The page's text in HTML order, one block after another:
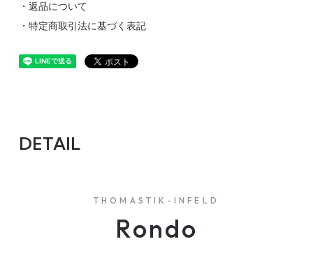
・返品について
・特定商取引法に基づく表記
DETAIL
THOMASTIK-INFELD
Rondo